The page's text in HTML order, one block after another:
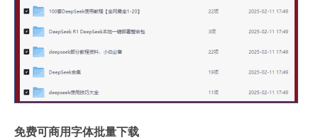
免费可商用字体批量下载